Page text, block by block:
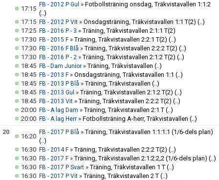
17:15
FB - 2012 P Gul » Fotbollsträning onsdag, Träkvistavallen 1:1:2
(..)
17:15 FB - 2012 P Vit » Onsdagsträning, Träkvistavallen 1:1 T(2) (..)
17:25 FB - 2016 P - 3 »Träning, Träkvistavallen 2:1:1 T(2)
17:30 FB - 2015 F»Träning, Träkvistavallen 2:2:1 T(2) (..)
17:30 FB - 2016 F Blå »Träning, Träkvistavallen 2:2:2 T(2) (..)
17:30 FB - 2016 P - 2 »Träning, Träkvistavallen 2:1:2 T(2) (..)
18:45 FB - Dam Junior »Träning, Träkvistavallen (..)
18:45 FB - 2013 F» Onsdagsträning, Träkvistavallen 1:1 (..)
18:45 FB - 2013 P Blå »Träning, Träkvistavallen (..)
18:45 FB - 2013 Gul »Träning, Träkvistavallen 2:1:2 T(2) (..)
18:45 FB - 2013 Vit »Träning, Träkvistavallen 2:2:2 T(2) (..)
20:00 FB - A lag Dam »Träning, Träkvistavallen 2:1 T (..)
20:00 FB - A lag Herr » Fotbollsträning A-herr, Träkvistavallen (..)
20
16:20
FB - 2017 P Blå »Träning, Träkvistavallen 1:1:1:1 (1/6-dels plan)
(..)
16:30 FB - 2014 F»Träning, Träkvistavallen 2:2:2 T(2) (..)
16:30 FB - 2017 F»Träning, Träkvistavallen 2:1:2:2,2 (1/6-dels plan) (..)
16:30 FB - 2017 P Svart »Träning, Träkvistavallen 1 T (..)
16:30 FB - 2017 P Vit »Träning, Träkvistavallen 2 T (..)